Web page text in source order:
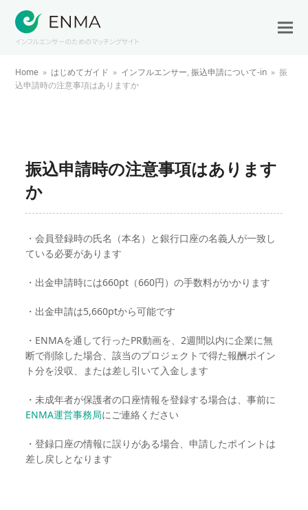
Home » はじめてガイド » インフルエンサー,振込申請について-in » 振
込申請時の注意事項はありますか
振込申請時の注意事項はあります
か
・会員登録時の氏名（本名）と銀行口座の名義人が一致し
ている必要があります
・出金申請時には660pt（660円）の手数料がかかります
・出金申請は5,660ptから可能です
・ENMAを通して行ったPR動画を、2週間以内に企業に無
断で削除した場合、該当のプロジェクトで得た報酬ポイン
ト分を没収、または差し引いて入金します
・未成年者が保護者の口座情報を登録する場合は、事前に
ENMA運営事務局にご連絡ください
・登録口座の情報に誤りがある場合、申請したポイントは
差し戻しとなります